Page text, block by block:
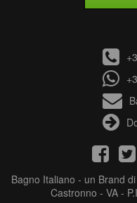
Bagno Italiano - un Brand
Castronno - VA -